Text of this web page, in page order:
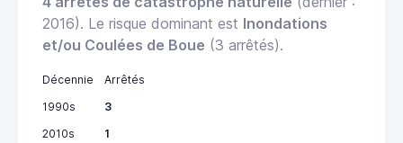
2016). Le risque dominant est Inondations
et/ou Coulées de Boue (3 arrêtés).
Décennie
Arrêtés
1990s
3
2010s
1